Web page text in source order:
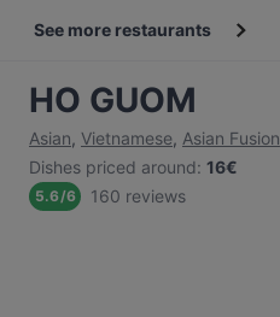
See more restaurants
HO GUOM
Asian, Vietnamese, Asian Fusion
Dishes priced around: 16€
5.6/6 160 reviews